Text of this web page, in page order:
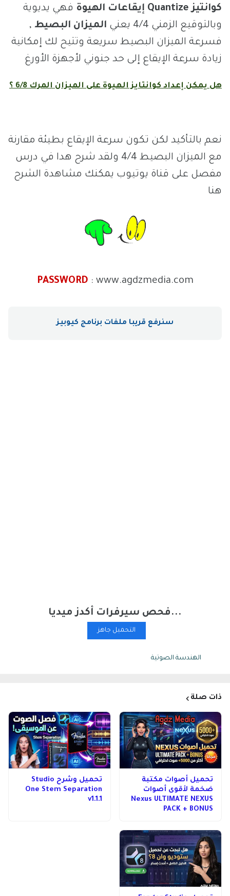
كوانتيز Quantize إيقاعات الهيوة
فهي يديوية
وبالتوقيع الزمني 4/4 يعني
الميزان البصيط ,
فسرعة الميزان البصيط سريعة وتتيح لك إمكانية
زيادة سرعة الإيقاع إلى حد جنوني لأجهزة الأورغ
هل يمكن إعداد كوانتايز الهيوة على الميزان المرك 6/8 ؟
نعم بالتأكيد لكن تكون سرعة الإيقاع بطيئة مقارنة
مع الميزان البصيط 4/4 ولقد شرح هدا في درس
مفصل على قناة يوتيوب يمكنك مشاهدة الشرح
هنا
PASSWORD : www.agdzmedia.com
سنرفع قريبا ملفات برنامج كيوبيز
فحص سيرفرات أكدز ميديا...
التحميل جاهز
الهندسة الصوتية
ذات صلة
تحميل أصوات مكتبة
ضخمة لأقوى أصوات
Nexus ULTIMATE NEXUS
PACK + BONUS
تحميل وشرح Studio
One Stem Separation
v1.1.1